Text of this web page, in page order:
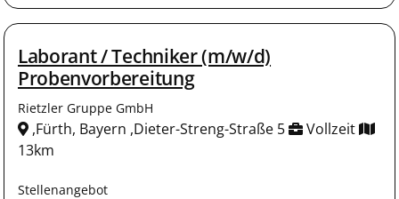
Laborant / Techniker (m/w/d)
Probenvorbereitung
Rietzler Gruppe GmbH
,Fürth, Bayern ,Dieter-Streng-Straße 5
Vollzeit
13km
Stellenangebot